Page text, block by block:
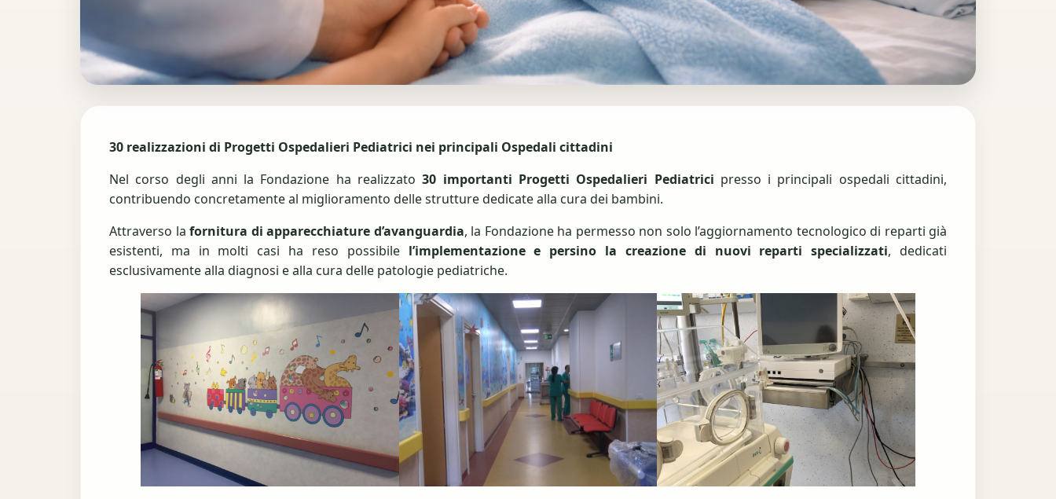
30 realizzazioni di Progetti Ospedalieri Pediatrici nei principali Ospedali cittadini
Nel corso degli anni la Fondazione ha realizzato30 importanti Progetti Ospedalieri Pediatrici presso i principali ospedali cittadini,
contribuendo concretamente al miglioramento delle strutture dedicate alla cura dei bambini.
Attraverso la fornitura di apparecchiature d’avanguardia, la Fondazione ha permesso non solo l’aggiornamento tecnologico di reparti già
esistenti, ma in molti casi ha reso possibile l’implementazione e persino la creazione di nuovi reparti specializzati, dedicati
esclusivamente alla diagnosi e alla cura delle patologie pediatriche.